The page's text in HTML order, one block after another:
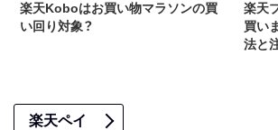
楽天Koboはお買い物マラソンの買
い回り対象？
楽天
買い
法と
楽天ペイ